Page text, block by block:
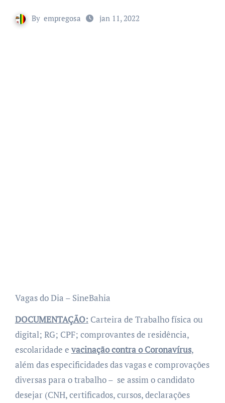
By empregosa jan 11, 2022
Vagas do Dia – SineBahia
DOCUMENTAÇÃO: Carteira de Trabalho física ou
digital; RG; CPF; comprovantes de residência,
escolaridade e vacinação contra o Coronavírus,
além das especificidades das vagas e comprovações
diversas para o trabalho – se assim o candidato
desejar (CNH, certificados, cursos, declarações